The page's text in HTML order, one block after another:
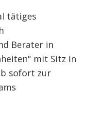
tätiges
Berater in
mit Sitz in
sofort zur